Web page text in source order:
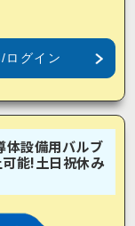
ログイン
体設備用バルブ
能!土日祝休み